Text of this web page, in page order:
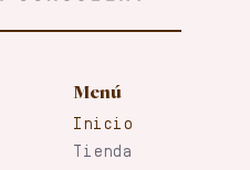
Menú
Inicio
Tienda